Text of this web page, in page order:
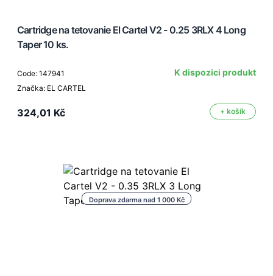
Cartridge na tetovanie El Cartel V2 - 0.25 3RLX 4 Long
Taper 10 ks.
Code: 147941
Značka: EL CARTEL
K dispozici produkt
324,01 Kč + košík
Doprava zdarma nad 1 000 Kč